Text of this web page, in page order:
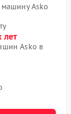
Asko
лет
Asko в